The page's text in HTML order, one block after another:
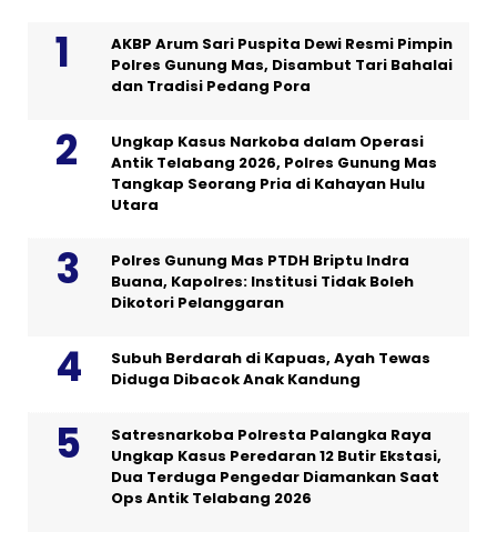
AKBP Arum Sari Puspita Dewi Resmi Pimpin
Polres Gunung Mas, Disambut Tari Bahalai
dan Tradisi Pedang Pora
Ungkap Kasus Narkoba dalam Operasi
Antik Telabang 2026, Polres Gunung Mas
Tangkap Seorang Pria di Kahayan Hulu
Utara
Polres Gunung Mas PTDH Briptu Indra
Buana, Kapolres: Institusi Tidak Boleh
Dikotori Pelanggaran
Subuh Berdarah di Kapuas, Ayah Tewas
Diduga Dibacok Anak Kandung
Satresnarkoba Polresta Palangka Raya
Ungkap Kasus Peredaran 12 Butir Ekstasi,
Dua Terduga Pengedar Diamankan Saat
Ops Antik Telabang 2026